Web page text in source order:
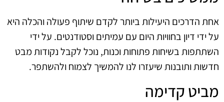
אחת הדרכים היעילות ביותר לקדם שיתוף פעולה והכלה היא
על ידי דיון בחוויות היום עם עמיתים וסטודנטים. על ידי
השתתפות בשיחות פתוחות וכנות, נוכל לקבל נקודות מבט
חדשות ותובנות שיעזרו לנו להמשיך לצמוח ולהשתפר.
מביט קדימה